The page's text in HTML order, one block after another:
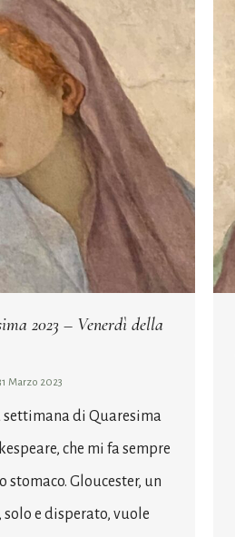
2023 – Venerdì della
Marzo 2023
di Quaresima
che mi fa sempre
stomaco. Gloucester, un
solo e disperato, vuole